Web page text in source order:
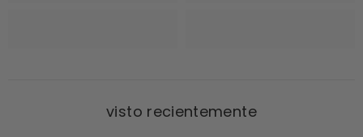
visto recientemente